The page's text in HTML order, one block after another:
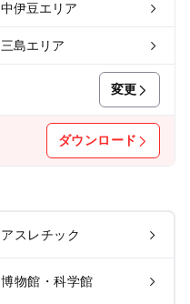
中伊豆エリア
三島エリア
変更
ダウンロード
アスレチック
博物館・科学館